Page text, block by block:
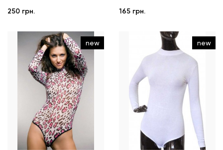
250 грн. 165 грн.
new new